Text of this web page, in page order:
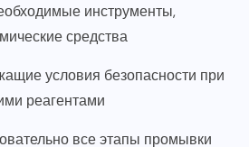
инструменты,
средства
условия безопасности при
реагентами
все этапы промывки